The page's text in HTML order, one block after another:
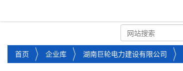
您
位
首页 企业库 湖南巨轮电力建设有限公司